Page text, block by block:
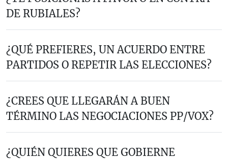
DE RUBIALES?
¿QUÉ PREFIERES, UN ACUERDO ENTRE
PARTIDOS O REPETIR LAS ELECCIONES?
¿CREES QUE LLEGARÁN A BUEN
TÉRMINO LAS NEGOCIACIONES PP/VOX?
¿QUIÉN QUIERES QUE GOBIERNE